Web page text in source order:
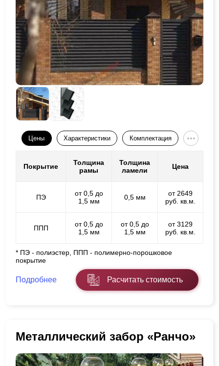
Цены Характеристики Комплектация
Покрытие
Толщина
рамы
Толщина
ламели
Цена
ПЭ
от 0,5 до
1,5 мм
0,5 мм
от 2649
руб. кв.м.
ППП
от 0,5 до
1,5 мм
от 0,5 до
1,5 мм
от 3129
руб. кв.м.
* ПЭ - полиэстер, ППП - полимерно-порошковое
покрытие
Подробнее Расчитать стоимость
Металлический забор «Ранчо»